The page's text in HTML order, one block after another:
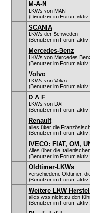
M-A-N
LKWs von MAN
(Benutzer im Forum
SCANIA
LKWs der Schweden
(Benutzer im Forum
Mercedes-Benz
LKWs von Mercedes
(Benutzer im Forum
Volvo
LKWs von Volvo
(Benutzer im Forum
D-A-F
LKWs von DAF
(Benutzer im Forum
Renault
alles über die
(Benutzer im Forum
IVECO: FIAT, OM,
Alles über die
(Benutzer im Forum
Oldtimer-LKWs
verschiedene Oldtimer,
(Benutzer im Forum
Weitere LKW
alles was nicht zu den
(Benutzer im Forum